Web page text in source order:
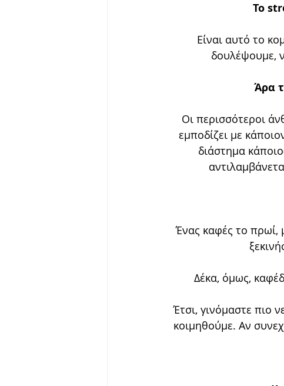
Το
Είναι αυτό το
δουλέψουμε,
Άρα
Οι περισσότεροι
εμποδίζει με
διάστημα
Ένας καφές το πρωί,
Δέκα, όμως,
Έτσι, γινόμαστε πιο
κοιμηθούμε. Αν